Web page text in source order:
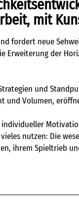
mit
fordert neue
Erweiterung der
und
Volumen,
nutzen: Die
ihrem Spieltrieb